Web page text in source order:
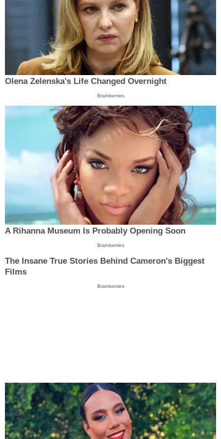
Olena Zelenska's Life Changed Overnight
Brainberries
A Rihanna Museum Is Probably Opening Soon
Brainberries
The Insane True Stories Behind Cameron's Biggest
Films
Brainberries